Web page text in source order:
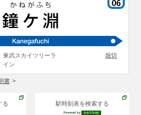
東武スカイツリーラ
イン
堀切
書
る 駅時刻表を検索する
Powered by